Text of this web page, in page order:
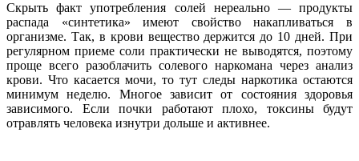
Скрыть факт употребления солей нереально — продукты
распада «синтетика» имеют свойство накапливаться в
организме. Так, в крови вещество держится до 10 дней. При
регулярном приеме соли практически не выводятся, поэтому
проще всего разоблачить солевого наркомана через анализ
крови. Что касается мочи, то тут следы наркотика остаются
минимум неделю. Многое зависит от состояния здоровья
зависимого. Если почки работают плохо, токсины будут
отравлять человека изнутри дольше и активнее.